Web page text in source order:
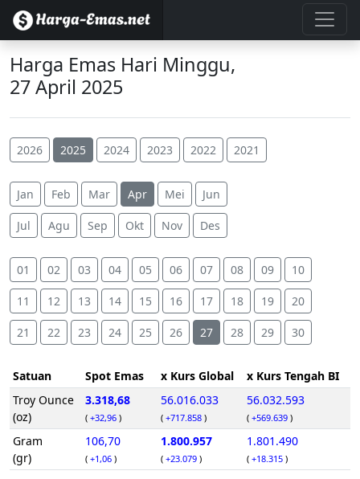
Harga Emas Hari Minggu,
27 April 2025
2026 2025 2024 2023 2022 2021
Jan Feb Mar Apr Mei Jun
Jul Agu Sep Okt Nov Des
01 02 03 04 05 06 07 08 09 10
11 12 13 14 15 16 17 18 19 20
21 22 23 24 25 26 27 28 29 30
Satuan Spot Emas x Kurs Global
x Kurs Tengah BI
Troy Ounce
(oz)
3.318,68
( +32,96 )
56.016.033
( +717.858 )
56.032.593
( +569.639 )
Gram
(gr)
106,70
( +1,06 )
1.800.957
( +23.079 )
1.801.490
( +18.315 )